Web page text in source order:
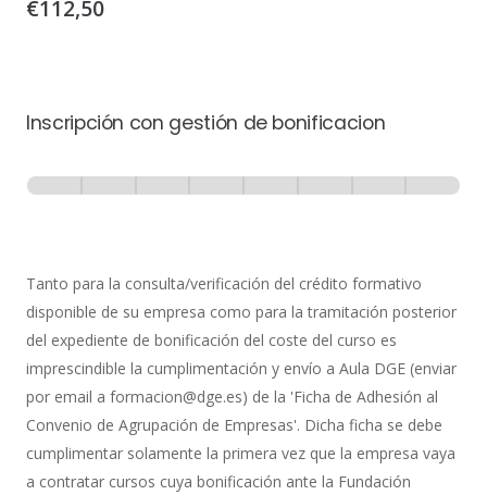
€112,50
Inscripción con gestión de bonificacion
-
de
Bonificación
Tanto para la consulta/verificación del crédito formativo
disponible de su empresa como para la tramitación posterior
del expediente de bonificación del coste del curso es
imprescindible la cumplimentación y envío a Aula DGE (enviar
por email a formacion@dge.es) de la 'Ficha de Adhesión al
Convenio de Agrupación de Empresas'. Dicha ficha se debe
cumplimentar solamente la primera vez que la empresa vaya
a contratar cursos cuya bonificación ante la Fundación